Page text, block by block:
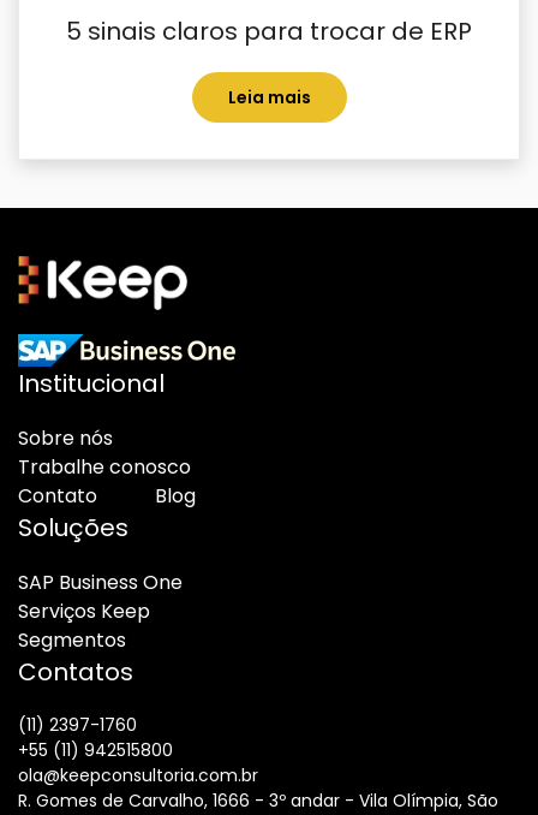
5 sinais claros para trocar de ERP
Leia mais
Institucional
Sobre nós
Trabalhe conosco
Contato
Blog
Soluções
SAP Business One
Serviços Keep
Segmentos
Contatos
(11) 2397-1760
+55 (11) 942515800
ola@keepconsultoria.com.br
R. Gomes de Carvalho, 1666 - 3º andar - Vila Olímpia, São